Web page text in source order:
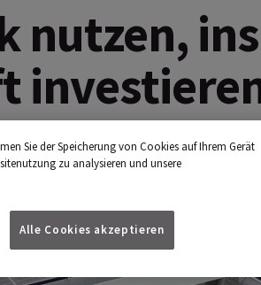
nutzen, ins
Sie der Speicherung von Cookies auf Ihrem Gerät
zu analysieren und unsere
Alle Cookies akzeptieren